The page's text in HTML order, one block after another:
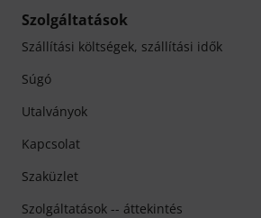
Szolgáltatások
Szállítási költségek, szállítási idők
Súgó
Utalványok
Kapcsolat
Szaküzlet
Szolgáltatások -- áttekintés